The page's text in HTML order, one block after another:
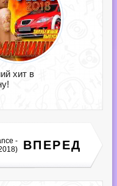
хит в
(2018)ВПЕРЕД
-